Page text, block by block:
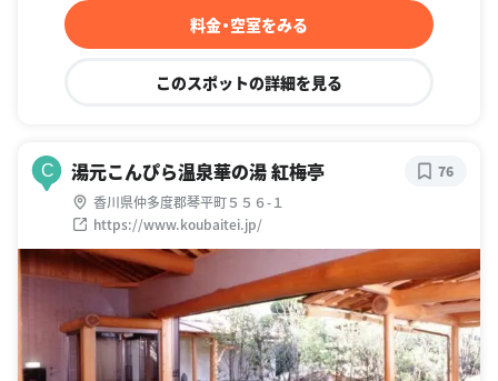
料金・空室をみる
このスポットの詳細を見る
C 湯元こんぴら温泉華の湯 紅梅亭
香川県仲多度郡琴平町５５６-１
https://www.koubaitei.jp/
76